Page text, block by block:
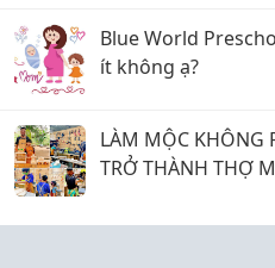
Blue World
ít không ạ?
LÀM MỘC KHÔNG
TRỞ THÀNH THỢ